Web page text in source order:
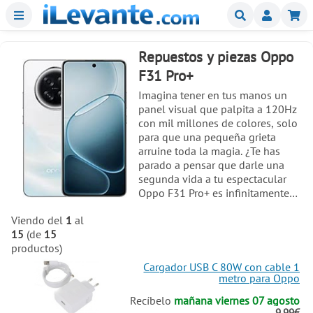
Menu Buscar
Repuestos y piezas Oppo
F31 Pro+
Imagina tener en tus manos un
panel visual que palpita a 120Hz
con mil millones de colores, solo
para que una pequeña grieta
arruine toda la magia. ¿Te has
parado a pensar que darle una
segunda vida a tu espectacular
Oppo F31 Pro+ es infinitamente
esa alucinante pantalla AMOLED
de 6.8 pulgadas ni de sus 1600
simple descuido. Reparar tu
Viendo del 1 al
15 (de 15
productos)
Cargador USB C 80W con cable 1
metro para Oppo
Recíbelo mañana viernes 07 agosto